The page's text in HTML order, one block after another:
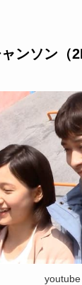
ンソン（
youtube